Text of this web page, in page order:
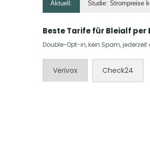
Aktuell: Studie: Strompreise
Beste Tarife für Bleialf per
Double-Opt-in, kein Spam, jederzeit
Verivox Check24